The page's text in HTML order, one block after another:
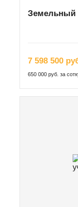
Земельный
7 598 500
650 000 руб. за